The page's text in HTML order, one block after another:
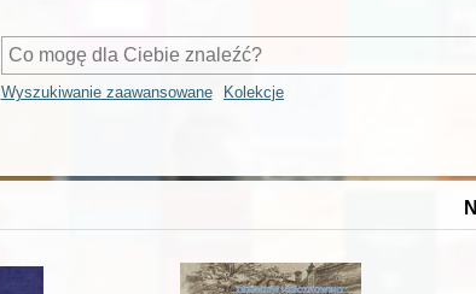
Wyszukiwanie zaawansowane Kolekcje